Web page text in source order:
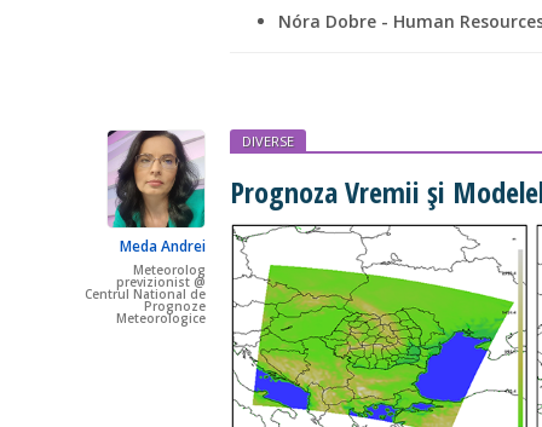
Nóra Dobre - Human
Meda Andrei
Meteorolog
previzionist @
Centrul National de
Prognoze
Meteorologice
DIVERSE
Prognoza Vremii și